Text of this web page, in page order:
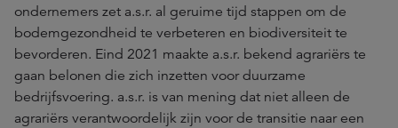
ondernemers zet a.s.r. al geruime tijd stappen om de
bodemgezondheid te verbeteren en biodiversiteit te
bevorderen. Eind 2021 maakte a.s.r. bekend agrariërs te
gaan belonen die zich inzetten voor duurzame
bedrijfsvoering. a.s.r. is van mening dat niet alleen de
agrariërs verantwoordelijk zijn voor de transitie naar een